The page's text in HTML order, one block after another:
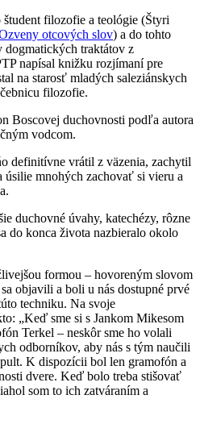
filozofie a teológie (Štyri
otcových slov) a do tohto
dogmatických traktátov z
napísal knižku rozjímaní pre
na starosť mladých saleziánskych
filozofie.
Boscovej duchovnosti podľa autora
vodcom.
definitívne vrátil z väzenia, zachytil
úsilie mnohých zachovať si vieru a
duchovné úvahy, katechézy, rôzne
do konca života nazbieralo okolo
formou – hovoreným slovom
objavili a boli u nás dostupné prvé
techniku. Na svoje
„Keď sme si s Jankom Mikesom
Terkel – neskôr sme ho volali
odborníkov, aby nás s tým naučili
K dispozícii bol len gramofón a
dvere. Keď bolo treba stišovať
som to ich zatváraním a